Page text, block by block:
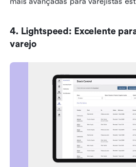
4. Lightspeed: Excelente
varejo